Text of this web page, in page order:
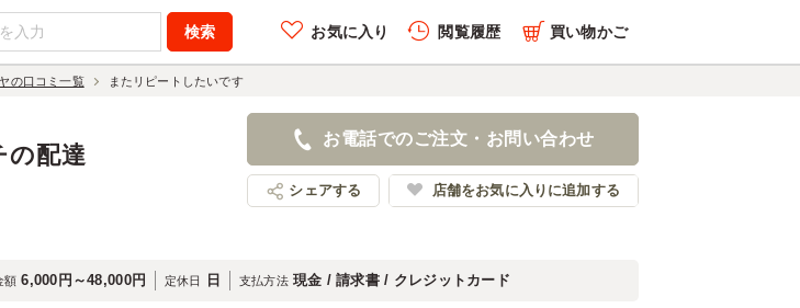
お気に入り 閲覧履歴 買い物かご
の口コミ一覧 またリピートしたいです
の配達
お電話でのご注文・お問い合わせ
シェアする 店舗をお気に入りに追加する
額 6,000円～48,000円 定休日 日 支払方法 現金 / 請求書 / クレジットカード